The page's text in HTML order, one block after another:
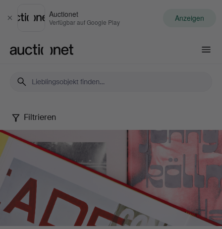
Schließen
Auctionet
Verfügbar auf Google Play Anzeigen
Lars
Nilsson's
Collection
of
Photography
Filtrieren